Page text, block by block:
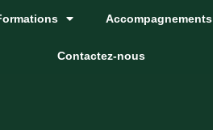
Accompagnements
Contactez-nous